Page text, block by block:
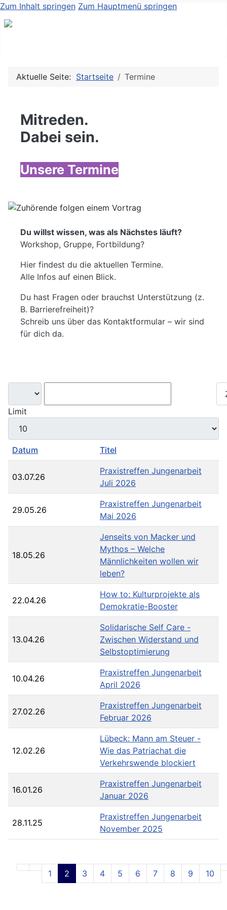
Zum Inhalt springen Zum Hauptmenü springen
Aktuelle Seite: Startseite Termine
Mitreden.
Dabei sein.
Unsere Termine
Du willst wissen, was als Nächstes läuft?
Workshop, Gruppe, Fortbildung?
Hier findest du die aktuellen Termine.
Alle Infos auf einen Blick.
Du hast Fragen oder brauchst Unterstützung (z.
B. Barrierefreiheit)?
Schreib uns über das Kontaktformular – wir sind
für dich da.
Limit
Datum Titel
03.07.26
Praxistreffen Jungenarbeit
Juli 2026
29.05.26
Praxistreffen Jungenarbeit
Mai 2026
18.05.26
Jenseits von Macker und
Mythos – Welche
Männlichkeiten wollen wir
leben?
22.04.26
How to: Kulturprojekte als
Demokratie-Booster
13.04.26
Solidarische Self Care -
Zwischen Widerstand und
Selbstoptimierung
10.04.26
Praxistreffen Jungenarbeit
April 2026
27.02.26
Praxistreffen Jungenarbeit
Februar 2026
12.02.26
Lübeck: Mann am Steuer -
Wie das Patriachat die
Verkehrswende blockiert
16.01.26
Praxistreffen Jungenarbeit
Januar 2026
28.11.25
Praxistreffen Jungenarbeit
November 2025
1 2 3 4 5 6 7 8 9 10